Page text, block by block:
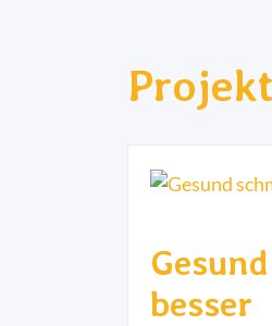
besser